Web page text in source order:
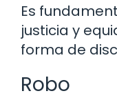
Es
justicia y
forma de
Robo